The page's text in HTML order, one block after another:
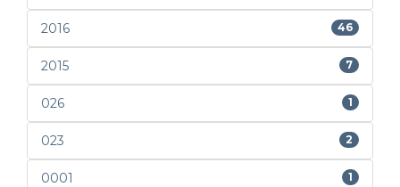
2016 46
2015 7
026 1
023 2
0001 1